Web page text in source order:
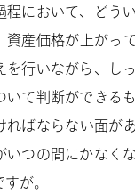
程において、どう
資産価格が上がっ
を行いながら、し
いて判断ができる
ればならない面が
いつの間にかなく
が。